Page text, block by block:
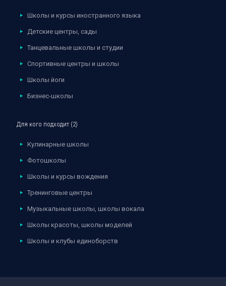
Школы и курсы иностранного языка
Детские центры, сады
Танцевальные школы и студии
Спортивные центры и школы
Школы йоги
Бизнес-школы
Для кого подходит (2)
Кулинарные школы
Фотошколы
Школы и курсы вождения
Тренинговые центры
Музыкальные школы, школы вокала
Школы красоты, школы моделей
Школы и клубы единоборств